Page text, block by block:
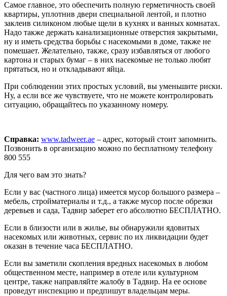
Самое главное, это обеспечить полную герметичность своей
квартиры, уплотнив двери специальной лентой, и плотно
заклеив силиконом любые щели в кухнях и ванных комнатах.
Надо также держать канализационные отверстия закрытыми,
ну и иметь средства борьбы с насекомыми в доме, также не
помешает. Желательно, также, сразу избавляться от любого
картона и старых бумаг – в них насекомые не только любят
прятаться, но и откладывают яйца.
При соблюдении этих простых условий, вы уменьшите риски.
Ну, а если все же чувствуете, что не можете контролировать
ситуацию, обращайтесь по указанному номеру.
Справка: www.tadweer.ae – адрес, который стоит запомнить.
Позвонить в организацию можно по бесплатному телефону
800 555
Для чего вам это знать?
Если у вас (частного лица) имеется мусор большого размера –
мебель, стройматериалы и т.д., а также мусор после обрезки
деревьев и сада, Тадвир заберет его абсолютно БЕСПЛАТНО.
Если в близости или в жилье, вы обнаружили ядовитых
насекомых или животных, сервис по их ликвидации будет
оказан в течение часа БЕСПЛАТНО.
Если вы заметили скопления вредных насекомых в любом
общественном месте, например в отеле или культурном
центре, также направляйте жалобу в Тадвир. На ее основе
проведут инспекцию и предпишут владельцам меры.